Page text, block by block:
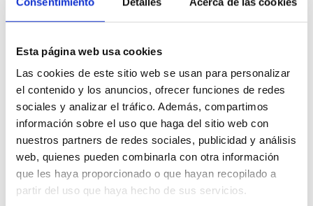
Esta página web usa cookies
Las cookies de este sitio web se usan para personalizar
el contenido y los anuncios, ofrecer funciones de redes
sociales y analizar el tráfico. Además, compartimos
información sobre el uso que haga del sitio web con
nuestros partners de redes sociales, publicidad y análisis
web, quienes pueden combinarla con otra información
que les haya proporcionado o que hayan recopilado a
partir del uso que haya hecho de sus servicios.
Del 1 de noviembre al 31 de marzo
De miércoles a lunes, de 10 a 18:30 h
Días de cierre
Mirador Torre Glòries permanecerá cerrado
el 25 de Diciembre.
Los días 24 y 31 de diciembre la apertura
se realizará de 10 a 15h.